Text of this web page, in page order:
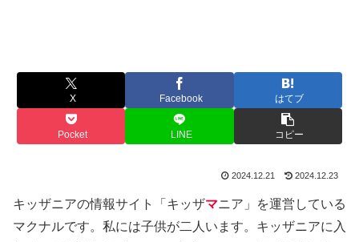
X Facebook はてブ
Pocket LINE コピー
2024.12.21 2024.12.23
キッザニアの情報サイト「キッザマニア」を運営している
マクナルです。私には子供が二人います。キッザニアに入